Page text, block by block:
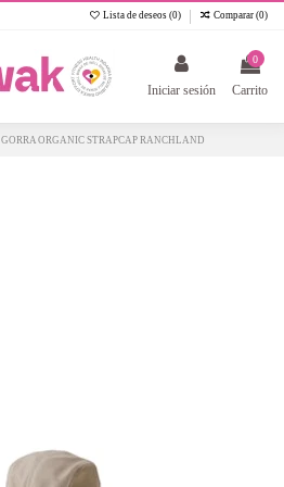
Lista de deseos (0) Comparar (0)
Iniciar sesión
0
Carrito
GORRA ORGANIC STRAPCAP RANCHLAND